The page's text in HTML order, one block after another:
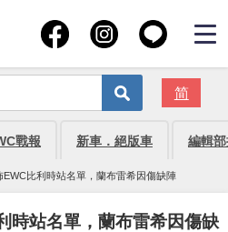
简
戰報 新車．絕版車 編輯
EWC比利時站名單，蘭布雷希因傷缺陣
時站名單，蘭布雷希因傷缺